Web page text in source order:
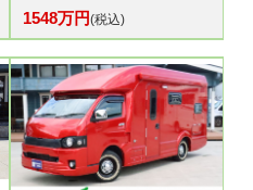
1548万円(税込)